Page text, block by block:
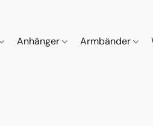
Anhänger Armbänder